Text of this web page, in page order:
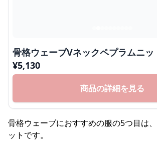
骨格ウェーブVネックペプラムニッ
¥5,130
商品の詳細を見る
骨格ウェーブにおすすめの服の5つ目は
ットです。